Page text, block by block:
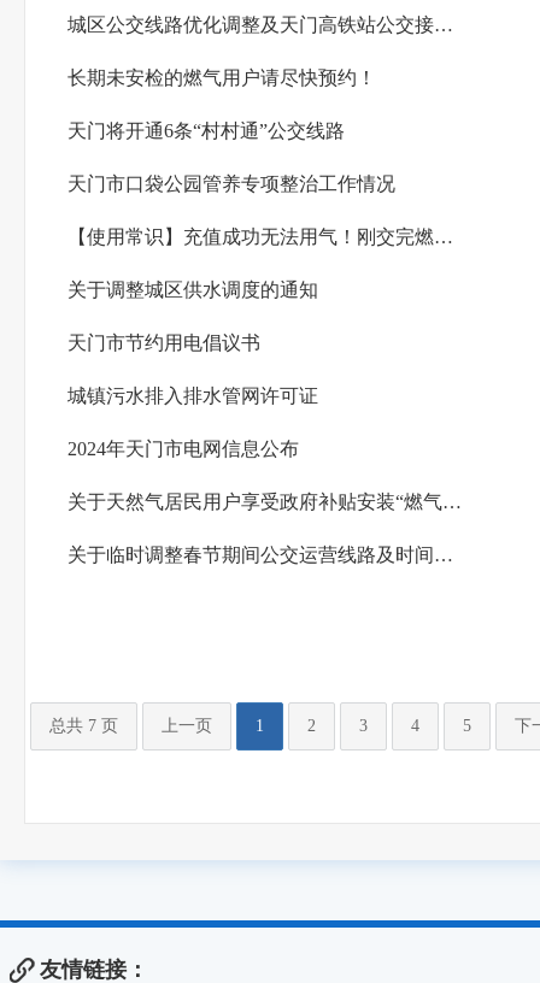
城区公交线路优化调整及天门高铁站公交接驳运输工作方案
长期未安检的燃气用户请尽快预约！
天门将开通6条“村村通”公交线路
天门市口袋公园管养专项整治工作情况
【使用常识】充值成功无法用气！刚交完燃气费却打不着火？这样操作，立即恢复供气！
关于调整城区供水调度的通知
天门市节约用电倡议书
城镇污水排入排水管网许可证
2024年天门市电网信息公布
关于天然气居民用户享受政府补贴安装“燃气三件套”的公告
关于临时调整春节期间公交运营线路及时间的通告
总共 7 页 上一页 1 2 3 4 5 下
友情链接：